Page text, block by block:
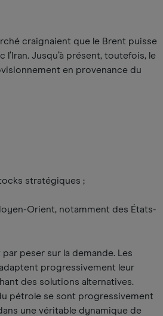
craignaient que le Brent puisse
Jusqu’à présent, toutefois, le
en provenance du
stratégiques ;
Orient, notamment des États-
peser sur la demande. Les
progressivement leur
des solutions alternatives.
pétrole se sont progressivement
une véritable dynamique de